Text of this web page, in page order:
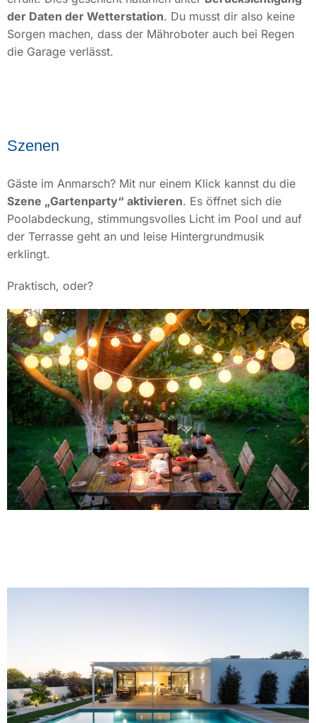
der Daten der Wetterstation. Du musst dir also keine
Sorgen machen, dass der Mähroboter auch bei Regen
die Garage verlässt.
Szenen
Gäste im Anmarsch? Mit nur einem Klick kannst du die
Szene „Gartenparty“ aktivieren. Es öffnet sich die
Poolabdeckung, stimmungsvolles Licht im Pool und auf
der Terrasse geht an und leise Hintergrundmusik
erklingt.
Praktisch, oder?